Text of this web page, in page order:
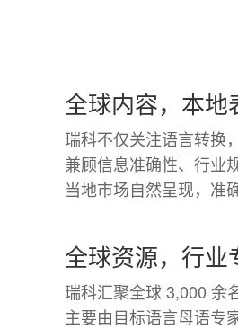
全球内容，本地
瑞科不仅关注语言转换
兼顾信息准确性、行业
当地市场自然呈现，准
全球资源，行业
瑞科汇聚全球 3,000 余
主要由目标语言母语专